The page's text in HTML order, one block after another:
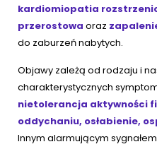
kardiomiopatia
przerostowa oraz
do zaburzeń nabytych.
Objawy zależą od rodzaju i
charakterystycznych
nietolerancja aktywności
oddychaniu, osłabienie,
Innym alarmującym